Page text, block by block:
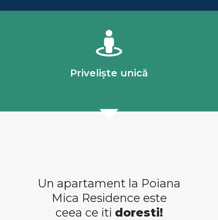
Priveliște unică
Un apartament la Poiana
Mica Residence este
ceea ce iti doresti!